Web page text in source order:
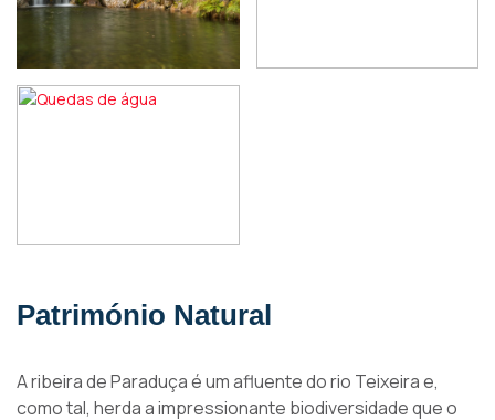
Património Natural
A ribeira de Paraduça é um afluente do rio Teixeira e,
como tal, herda a impressionante biodiversidade que o